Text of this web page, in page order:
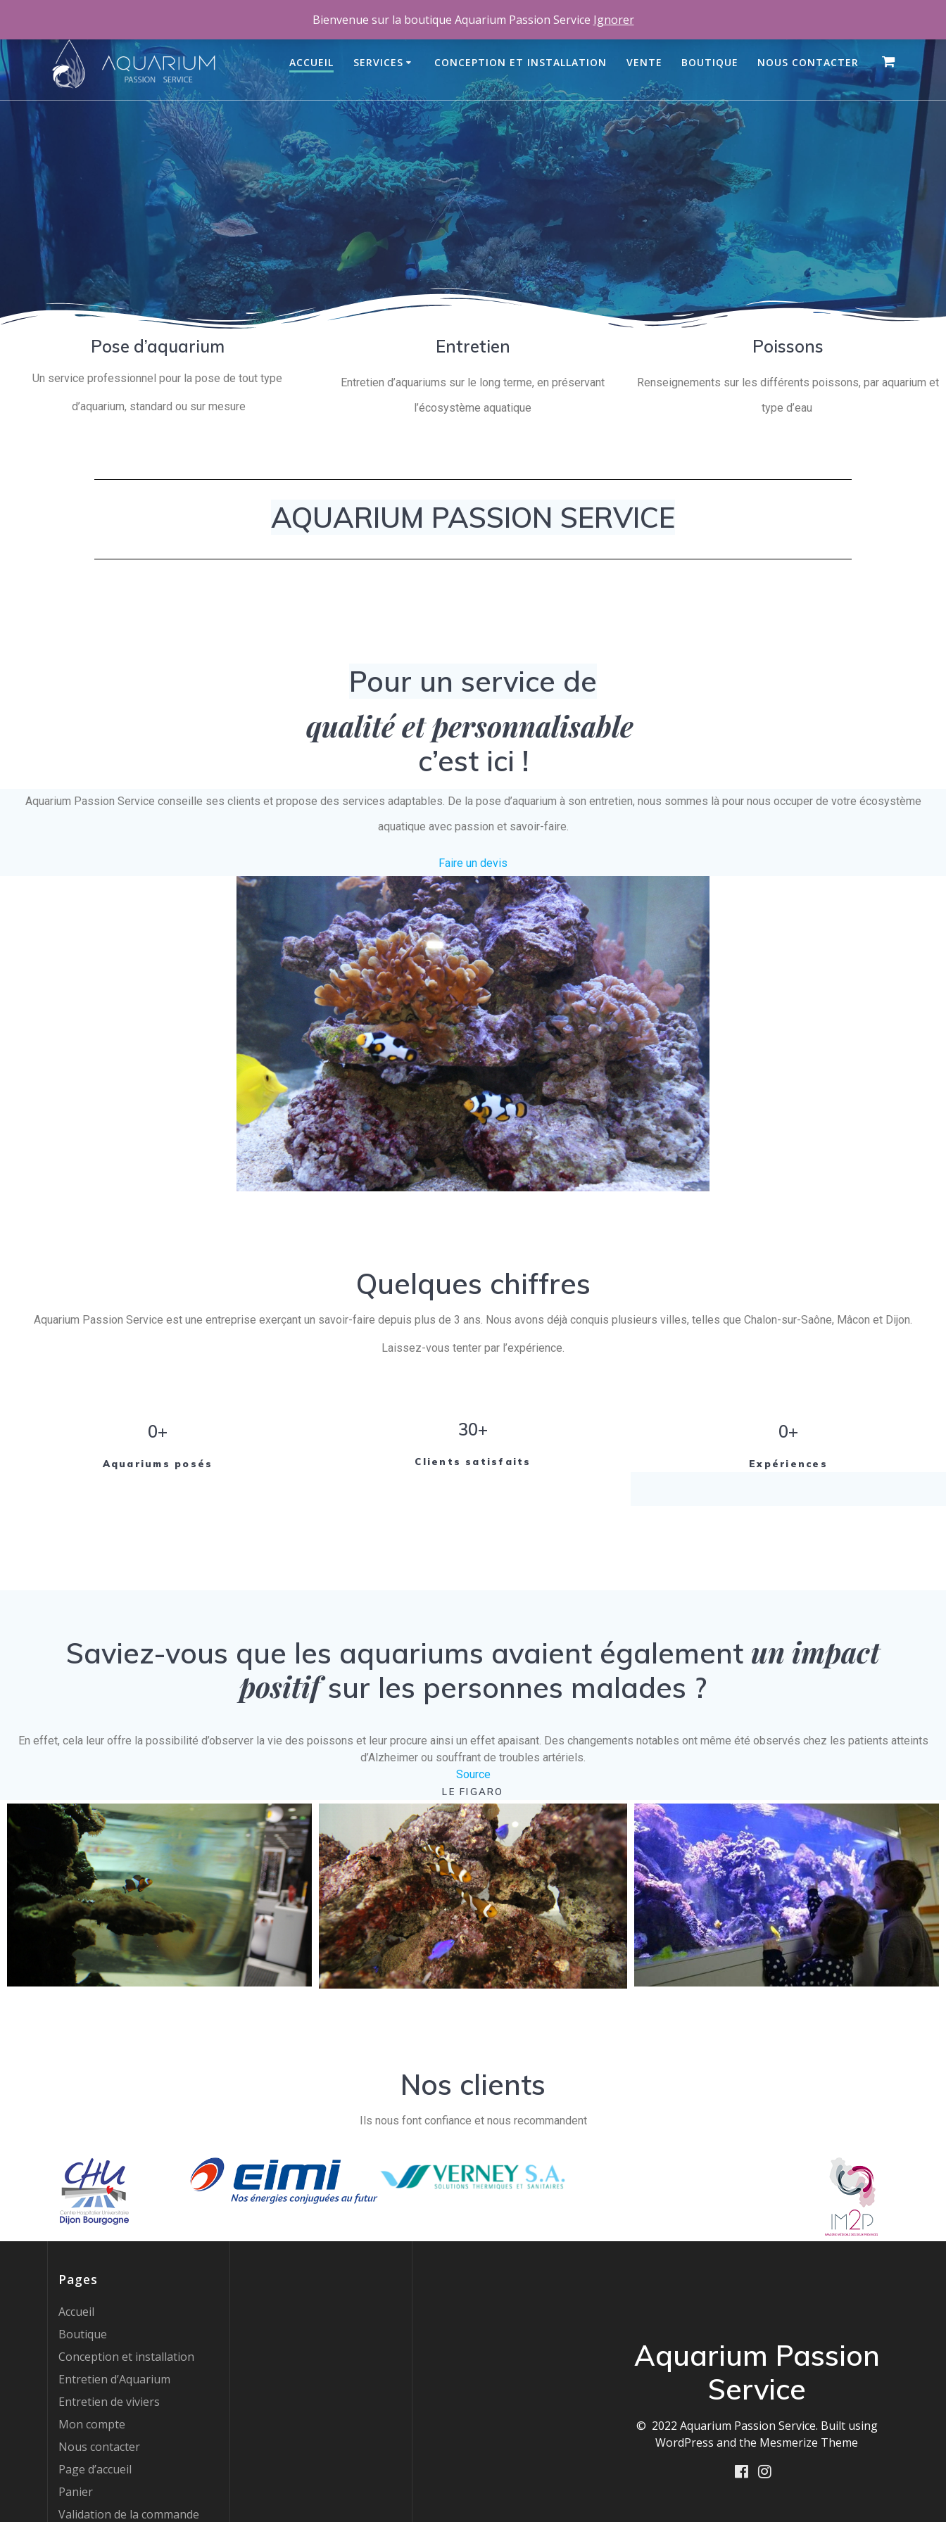
aquariumpassionservice@gmail.com
ACCUEIL SERVICES CONCEPTION ET INSTALLATION VENTE BOUTIQUE NOUS CONTACTER
Pose d’aquarium
Un service professionnel pour la pose de tout type
d’aquarium, standard ou sur mesure
Entretien
Entretien d’aquariums sur le long terme, en préservant
l’écosystème aquatique
Poissons
Renseignements sur les différents poissons, par aquarium et
type d’eau
AQUARIUM PASSION SERVICE
Pour un service de
qualité et personnalisable
c’est ici !
Aquarium Passion Service conseille ses clients et propose des services adaptables. De la pose d’aquarium à son entretien, nous sommes là pour nous occuper de votre écosystème
aquatique avec passion et savoir-faire.
Faire un devis
Quelques chiffres
Aquarium Passion Service est une entreprise exerçant un savoir-faire depuis plus de 3 ans. Nous avons déjà conquis plusieurs villes, telles que Chalon-sur-Saône, Mâcon et Dijon.
Laissez-vous tenter par l’expérience.
0+
Aquariums posés
30+
Clients satisfaits
0+
Expériences
Saviez-vous que les aquariums avaient également un impact
positifsur les personnes malades ?
En effet, cela leur offre la possibilité d’observer la vie des poissons et leur procure ainsi un effet apaisant. Des changements notables ont même été observés chez les patients atteints
d’Alzheimer ou souffrant de troubles artériels.
Source
LE FIGARO
Nos clients
Ils nous font confiance et nous recommandent
Pages
Accueil
Boutique
Conception et installation
Entretien d’Aquarium
Entretien de viviers
Mon compte
Nous contacter
Page d’accueil
Panier
Validation de la commande
Aquarium Passion
Service
© 2022 Aquarium Passion Service. Built using
WordPress and the Mesmerize Theme
Bienvenue sur la boutique Aquarium Passion Service Ignorer